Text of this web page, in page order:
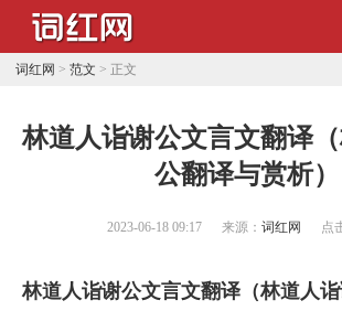
词红网 > 范文 > 正文
林道人诣谢公文言文翻译
公翻译与赏析）
2023-06-18 09:17 来源： 词红网 点
林道人诣谢公文言文翻译（林道人